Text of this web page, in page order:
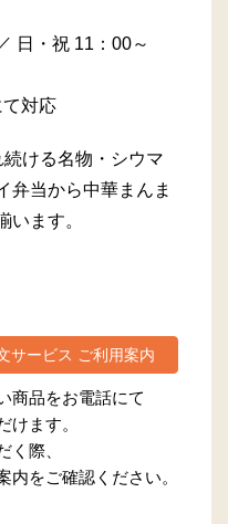
日・祝 11：00～
対応
ける名物・シウマ
弁当から中華まんま
います。
サービス ご利用案内
商品をお電話にて
けます。
く際、
内をご確認ください。